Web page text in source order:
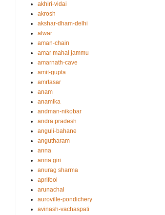
akhiri-vidai
akrosh
akshar-dham-delhi
alwar
aman-chain
amar mahal jammu
amarnath-cave
amit-gupta
amrtasar
anam
anamika
andman-nikobar
andra pradesh
anguli-bahane
angutharam
anna
anna giri
anurag sharma
aprifool
arunachal
auroville-pondichery
avinash-vachaspati